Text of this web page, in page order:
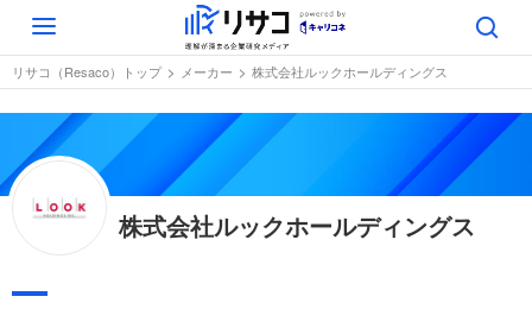
Toggle
navigation
リサコ（Resaco）トップ メーカー 株式会社ルックホールディングス
株式会社ルックホールディングス